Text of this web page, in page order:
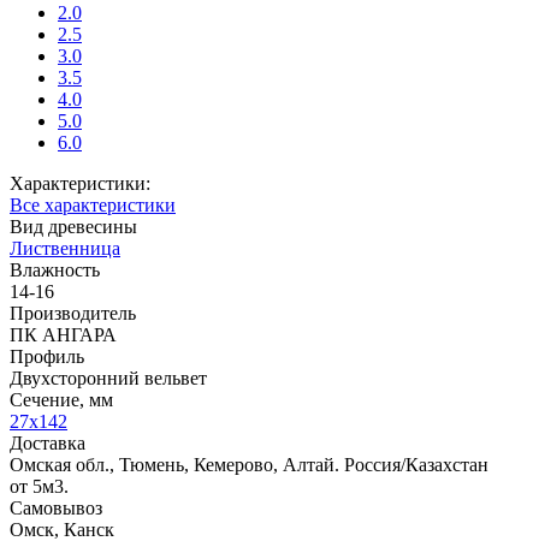
2.0
2.5
3.0
3.5
4.0
5.0
6.0
Характеристики:
Все характеристики
Вид древесины
Лиственница
Влажность
14-16
Производитель
ПК АНГАРА
Профиль
Двухсторонний вельвет
Сечение, мм
27x142
Доставка
Омская обл., Тюмень, Кемерово, Алтай. Россия/Казахстан
от 5м3.
Самовывоз
Омск, Канск